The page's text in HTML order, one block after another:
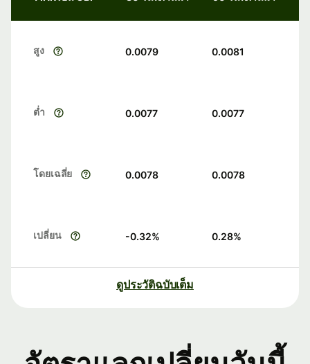
สูง 0.0079 0.0081
ต่ำ 0.0077 0.0077
โดยเฉลี่ย 0.0078 0.0078
เปลี่ยน -0.32% 0.28%
ดูประวัติฉบับเต็ม